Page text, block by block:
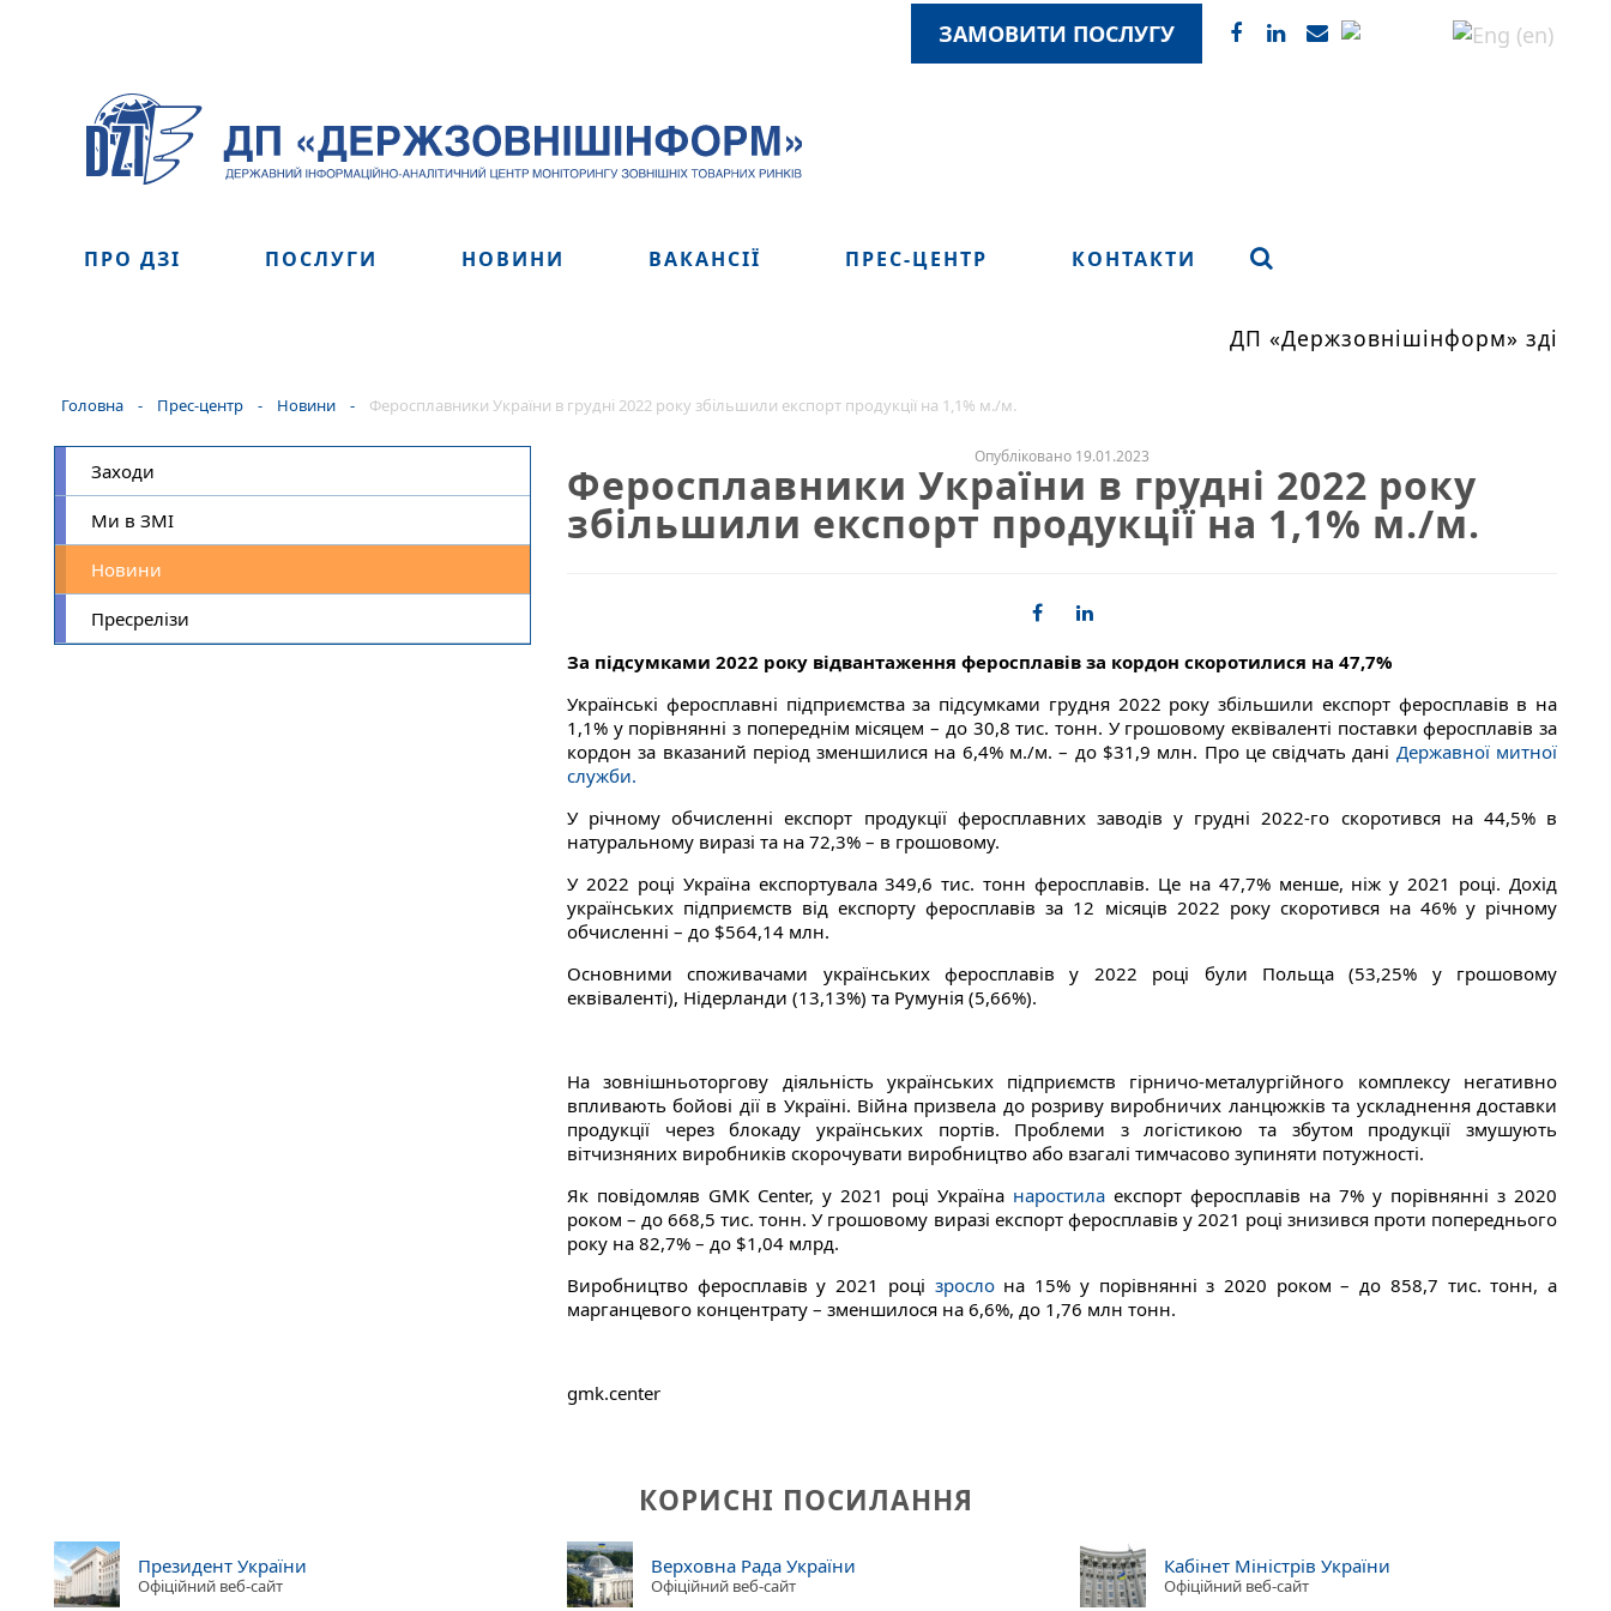
ЗАМОВИТИ ПОСЛУГУ
ПРО ДЗІ ПОСЛУГИ НОВИНИ ВАКАНСІЇ ПРЕС-ЦЕНТР КОНТАКТИ
ДП «Держзовнішінформ»
Головна - Прес-центр - Новини - Феросплавники України в грудні 2022 року збільшили експорт продукції на 1,1% м./м.
Заходи
Ми в ЗМІ
Новини
Пресрелізи
Опубліковано 19.01.2023
Феросплавники України в грудні 2022 року
збільшили експорт продукції на 1,1% м./м.
За підсумками 2022 року відвантаження феросплавів за кордон скоротилися на 47,7%
Українські феросплавні підприємства за підсумками грудня 2022 року збільшили експорт феросплавів в на
1,1% у порівнянні з попереднім місяцем – до 30,8 тис. тонн. У грошовому еквіваленті поставки феросплавів за
кордон за вказаний період зменшилися на 6,4% м./м. – до $31,9 млн. Про це свідчать дані Державної митної
служби.
У річному обчисленні експорт продукції феросплавних заводів у грудні 2022-го скоротився на 44,5% в
натуральному виразі та на 72,3% – в грошовому.
У 2022 році Україна експортувала 349,6 тис. тонн феросплавів. Це на 47,7% менше, ніж у 2021 році. Дохід
українських підприємств від експорту феросплавів за 12 місяців 2022 року скоротився на 46% у річному
обчисленні – до $564,14 млн.
Основними споживачами українських феросплавів у 2022 році були Польща (53,25% у грошовому
еквіваленті), Нідерланди (13,13%) та Румунія (5,66%).
На зовнішньоторгову діяльність українських підприємств гірничо-металургійного комплексу негативно
впливають бойові дії в Україні. Війна призвела до розриву виробничих ланцюжків та ускладнення доставки
продукції через блокаду українських портів. Проблеми з логістикою та збутом продукції змушують
вітчизняних виробників скорочувати виробництво або взагалі тимчасово зупиняти потужності.
Як повідомляв GMK Center, у 2021 році Україна наростила експорт феросплавів на 7% у порівнянні з 2020
роком – до 668,5 тис. тонн. У грошовому виразі експорт феросплавів у 2021 році знизився проти попереднього
року на 82,7% – до $1,04 млрд.
Виробництво феросплавів у 2021 році зрослона 15% у порівнянні з 2020 роком – до 858,7 тис. тонн, а
марганцевого концентрату – зменшилося на 6,6%, до 1,76 млн тонн.
gmk.center
КОРИСНІ ПОСИЛАННЯ
Президент України
Офіційний веб-сайт
Верховна Рада України
Офіційний веб-сайт
Кабінет Міністрів України
Офіційний веб-сайт